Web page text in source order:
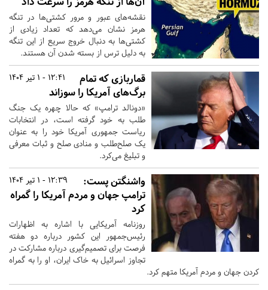
نقشه‌های عبور و مرور کشتی‌ها در تنگه
هرمز نشان می‌دهد که تعداد زیادی از
کشتی‌ها به دنبال خروج سریع از این تنگه
به دلیل ترس از بسته شدن آن هستند.
12:41 - 1 تیر 1404
قماربازی که تمام
برگ‌های آمریکا را سوزاند
«دونالد ترامپ» که حالا چهره یک جنگ
طلب به خود گرفته است، در انتخابات
ریاست جمهوری آمریکا خود را به عنوان
یک صلح‌طلب و منادی صلح و ثبات معرفی
و تبلیغ می‌کرد.
12:39 - 1 تیر 1404
واشنگتن پست:
ترامپ جهان و مردم آمریکا را گمراه
کرد
روزنامه آمریکایی با اشاره به اظهارات
رئیس‌جمهور این کشور درباره دو هفته
فرصت برای تصمیم‌گیری درباره مشارکت در
تجاوز اسرائیل به خاک ایران، او را به گمراه‌
کردن جهان و مردم آمریکا متهم کرد.